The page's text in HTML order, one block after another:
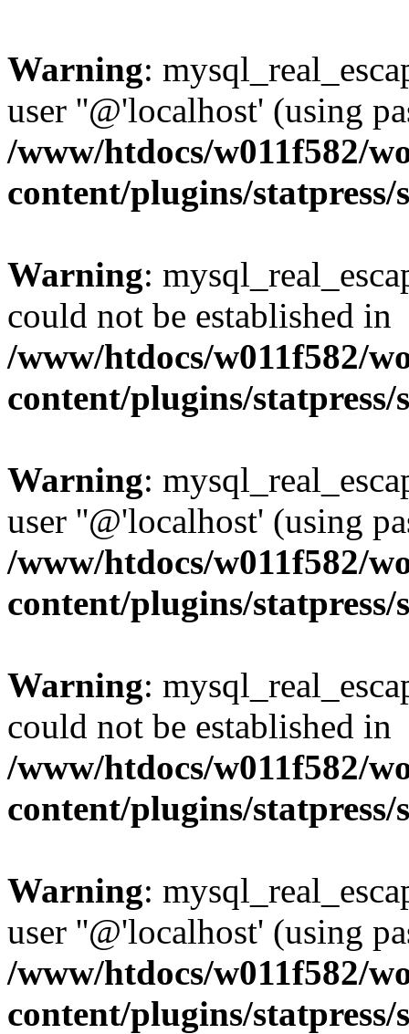
Warning:
user ''@'localhost' (using
/www/htdocs/w011f582/
content/plugins/statpress/
Warning:
could not be established in
/www/htdocs/w011f582/
content/plugins/statpress/
Warning:
user ''@'localhost' (using
/www/htdocs/w011f582/
content/plugins/statpress/
Warning:
could not be established in
/www/htdocs/w011f582/
content/plugins/statpress/
Warning:
user ''@'localhost' (using
/www/htdocs/w011f582/
content/plugins/statpress/